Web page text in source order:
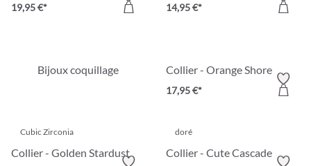
19,95 €* 14,95 €*
Bijoux coquillage Collier - Orange Shore
17,95 €*
Cubic Zirconia
Collier - Golden Stardust
doré
Collier - Cute Cascade